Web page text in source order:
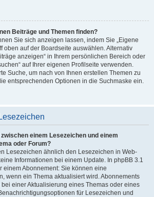
Beiträge und Themen finden?
Sie sich anzeigen lassen, indem Sie „Eigene
oben auf der Boardseite auswählen. Alternativ
anzeigen“ in Ihrem persönlichen Bereich oder
auf Ihrer eigenen Profilseite verwenden.
Suche, um nach von Ihnen erstellen Themen zu
entsprechenden Optionen in die Suchmaske ein.
einem Lesezeichen und einem
oder Forum?
Lesezeichen ähnlich den Lesezeichen in Web-
Informationen bei einem Update. In phpBB 3.1
einem Abonnement: Sie können eine
wenn ein Thema aktualisiert wird. Abonnements
einer Aktualisierung eines Themas oder eines
für Lesezeichen und